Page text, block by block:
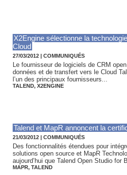
X2Engine sélectionne la
Cloud
27/03/2012 | COMMUNIQUÉS
Le fournisseur de logiciels de CRM
données et de transfert vers le Cloud
l’un des principaux fournisseurs...
TALEND, X2ENGINE
Talend et MapR annoncent la
21/03/2012 | COMMUNIQUÉS
Des fonctionnalités étendues pour
solutions open source et MapR
aujourd’hui que Talend Open Studio for
MAPR, TALEND